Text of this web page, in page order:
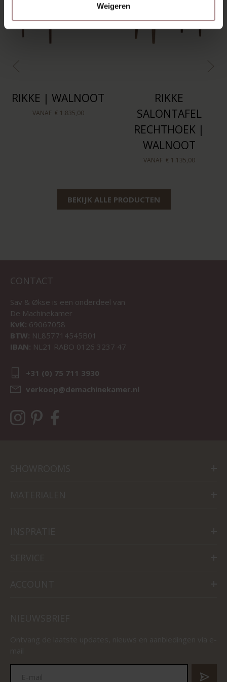
Weigeren
RIKKE | WALNOOT
VANAF € 1.835,00
RIKKE
SALONTAFEL
RECHTHOEK |
WALNOOT
VANAF € 1.135,00
BEKIJK ALLE PRODUCTEN
CONTACT
Sav & Økse is een onderdeel van
De Machinekamer
KvK: 69067058
BTW: NL857714545B01
IBAN: NL21 RABO 0126 3237 47
+31 (0) 75 711 3930
verkoop@demachinekamer.nl